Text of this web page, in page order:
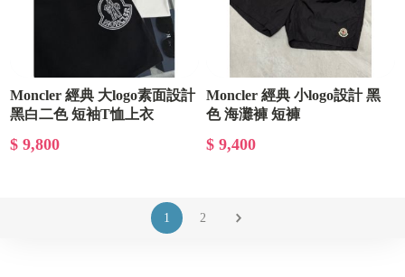
Moncler 經典 大logo素面設計
黑白二色 短袖T恤上衣
$ 9,800
Moncler 經典 小logo設計 黑
色 海灘褲 短褲
$ 9,400
1 2